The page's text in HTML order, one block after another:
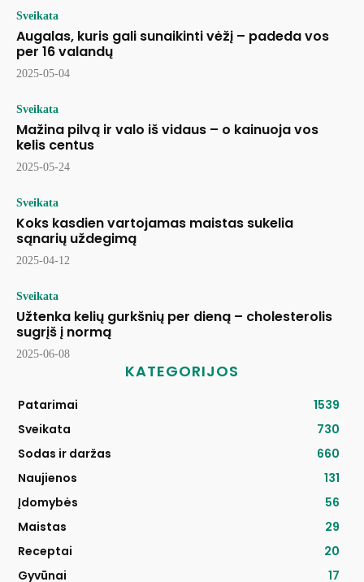
Sveikata
Augalas, kuris gali sunaikinti vėžį – padeda vos
per 16 valandų
2025-05-04
Sveikata
Mažina pilvą ir valo iš vidaus – o kainuoja vos
kelis centus
2025-05-24
Sveikata
Koks kasdien vartojamas maistas sukelia
sąnarių uždegimą
2025-04-12
Sveikata
Užtenka kelių gurkšnių per dieną – cholesterolis
sugrįš į normą
2025-06-08
KATEGORIJOS
Patarimai
1539
Sveikata
730
Sodas ir daržas
660
Naujienos
131
Įdomybės
56
Maistas
29
Receptai
20
Gyvūnai
17